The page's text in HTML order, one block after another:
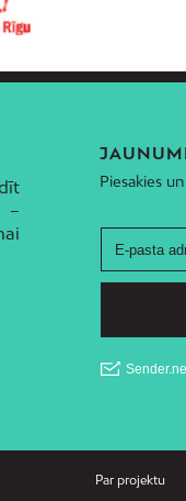
–
Piesakies
Par projektu